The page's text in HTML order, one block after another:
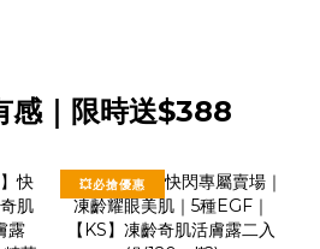
感｜限時送$388
💥必搶優惠